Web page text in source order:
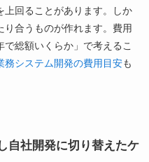
上回ることがあります。しか
り合うものが作れます。費用
総額いくらか」で考えるこ
務システム開発の費用目安も
自社開発に切り替えたケ